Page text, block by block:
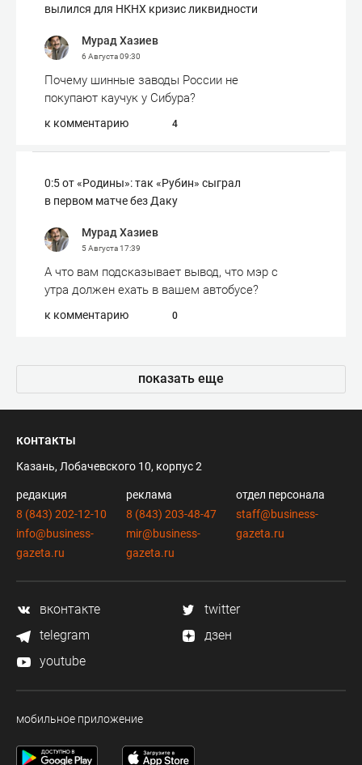
вылился для НКНХ кризис ликвидности
Мурад Хазиев
6 Августа09:30
Почему шинные заводы России не
покупают каучук у Сибура?
к комментарию 4
0:5 от «Родины»: так «Рубин» сыграл
в первом матче без Даку
Мурад Хазиев
5 Августа17:39
А что вам подсказывает вывод, что мэр с
утра должен ехать в вашем автобусе?
к комментарию 0
показать еще
контакты
Казань, Лобачевского 10, корпус 2
редакция
8 (843) 202-12-10
info@business-
gazeta.ru
реклама
8 (843) 203-48-47
mir@business-
gazeta.ru
отдел персонала
staff@business-
gazeta.ru
вконтакте
twitter
telegram
дзен
youtube
мобильное приложение